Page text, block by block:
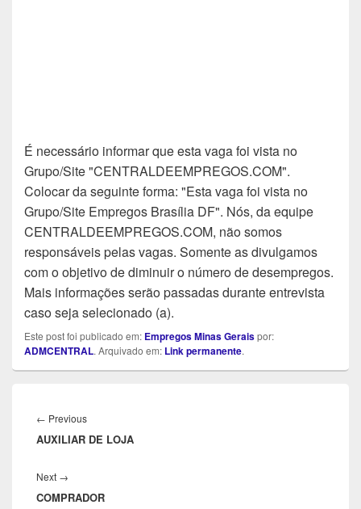
É necessário informar que esta vaga foi vista no
Grupo/Site "CENTRALDEEMPREGOS.COM".
Colocar da seguinte forma: "Esta vaga foi vista no
Grupo/Site Empregos Brasília DF". Nós, da equipe
CENTRALDEEMPREGOS.COM, não somos
responsáveis pelas vagas. Somente as divulgamos
com o objetivo de diminuir o número de desempregos.
Mais informações serão passadas durante entrevista
caso seja selecionado (a).
Este post foi publicado em: Empregos Minas Geraispor:
ADMCENTRAL. Arquivado em: Link permanente.
de
Post
← PreviousPrevious
post:
AUXILIAR DE LOJA
Next →
post:
COMPRADOR